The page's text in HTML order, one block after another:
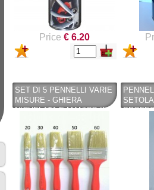
Price € 6.20
SET DI 5 PENNELLI VARIE
MISURE - GHIERA
NICHELATA E MANICO IN
CINGHIALE